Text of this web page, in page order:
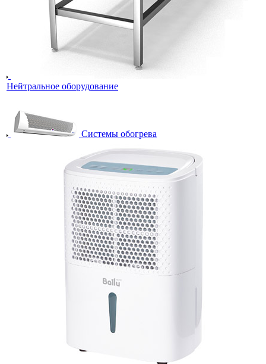
Нейтральное оборудование
Системы обогрева